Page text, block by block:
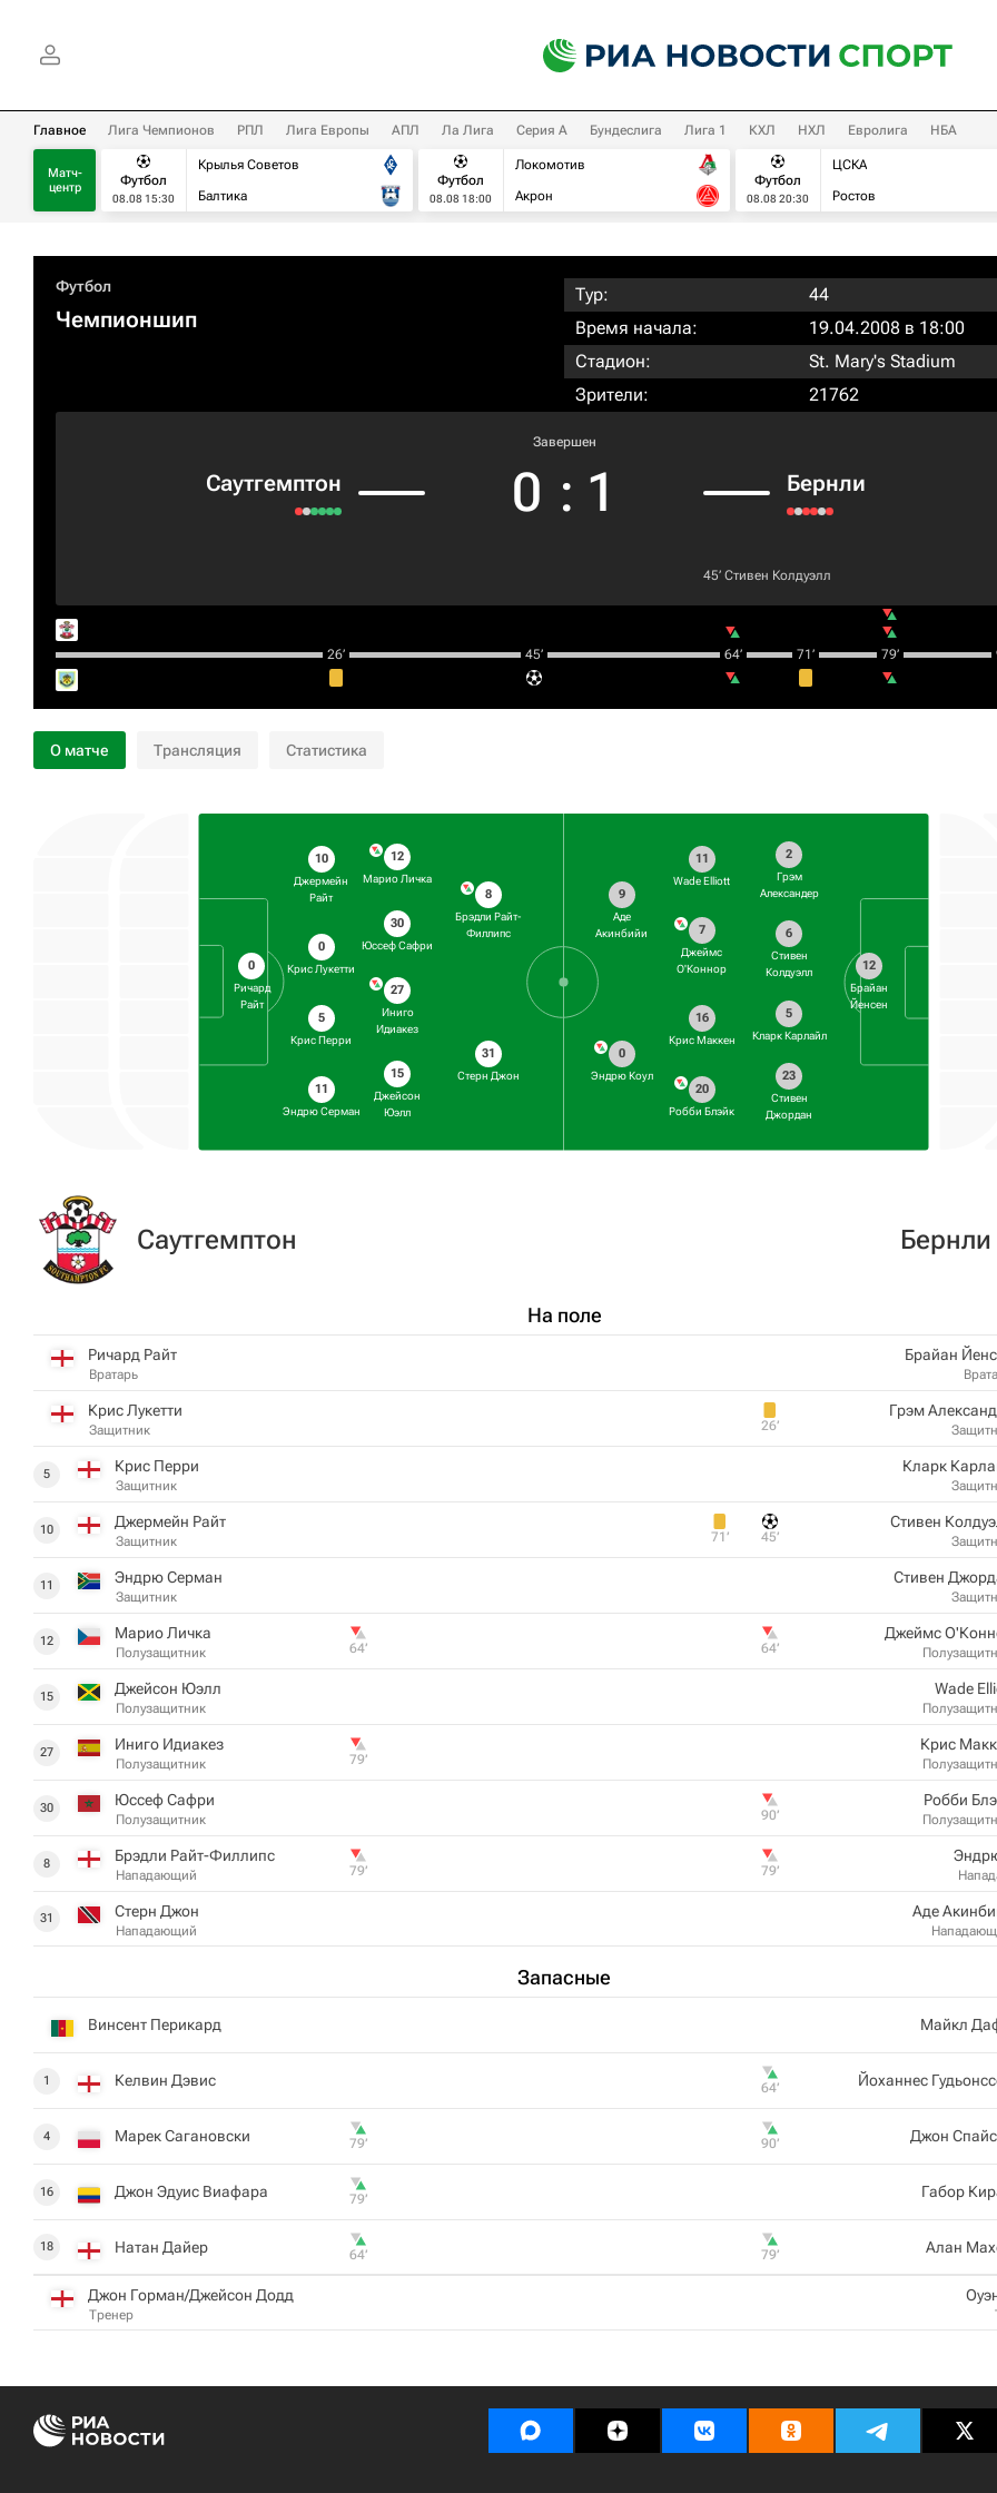
Главное Лига Чемпионов РПЛ Лига Европы АПЛ Ла Лига Серия А Бундеслига Лига 1 КХЛ НХЛ Евролига НБА
Матч-
центр
Футбол
08.08 15:30
Крылья Советов
Балтика
Футбол
08.08 18:00
Локомотив
Акрон
Футбол
08.08 20:30
ЦСКА
Ростов
Футбол
Чемпионшип
Тур:
44
Время начала:
19.04.2008 в 18:00
Стадион:
St. Mary's Stadium
Зрители:
21762
Саутгемптон
Завершен
0 : 1 Бернли
45‎’‎ Стивен Колдуэлл
26‎’‎ 45‎’‎ 64‎’‎ 71‎’‎ 79‎’‎
О матче Трансляция Статистика
0
Ричард
Райт
10
Джермейн
Райт
0
Крис Лукетти
5
Крис Перри
11
Эндрю Серман
12
Марио Личка
30
Юссеф Сафри
27
Иниго
Идиакез
15
Джейсон
Юэлл
8
Брэдли Райт-
Филлипс
31
Стерн Джон
12
Брайан
Йенсен
2
Грэм
Александер
6
Стивен
Колдуэлл
5
Кларк Карлайл
23
Стивен
Джордан
11
Wade Elliott
7
Джеймс
О'Коннор
16
Крис Маккен
20
Робби Блэйк
9
Аде
Акинбийи
0
Эндрю Коул
Саутгемптон
На поле
Ричард Райт
Вратарь
Крис Лукетти
Защитник
5 Крис Перри
Защитник
10 Джермейн Райт
Защитник
11 Эндрю Серман
Защитник
12 Марио Личка
Полузащитник 64‎’‎
15 Джейсон Юэлл
Полузащитник
27 Иниго Идиакез
Полузащитник 79‎’‎
30 Юссеф Сафри
Полузащитник
8 Брэдли Райт-Филлипс
Нападающий 79‎’‎
31 Стерн Джон
Нападающий
Запасные
Винсент Перикард
1 Келвин Дэвис
4 Марек Сагановски 79‎’‎
16 Джон Эдуис Виафара 79‎’‎
18 Натан Дайер 64‎’‎
Джон Горман/Джейсон Додд
Тренер
Бернли
Брайан
Грэм
26‎’‎
Кларк
Стивен
45‎’‎
71‎’‎
Стивен
Джеймс
64‎’‎
Wade
Крис
Робби
90‎’‎
79‎’‎
Аде
Майкл
Йоханнес
64‎’‎
Джон
90‎’‎
Габор
Алан
79‎’‎